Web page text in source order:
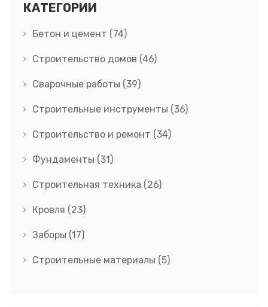
КАТЕГОРИИ
Бетон и цемент (74)
Строительство домов (46)
Сварочные работы (39)
Строительные инструменты (36)
Строительство и ремонт (34)
Фундаменты (31)
Строительная техника (26)
Кровля (23)
Заборы (17)
Строительные материалы (5)